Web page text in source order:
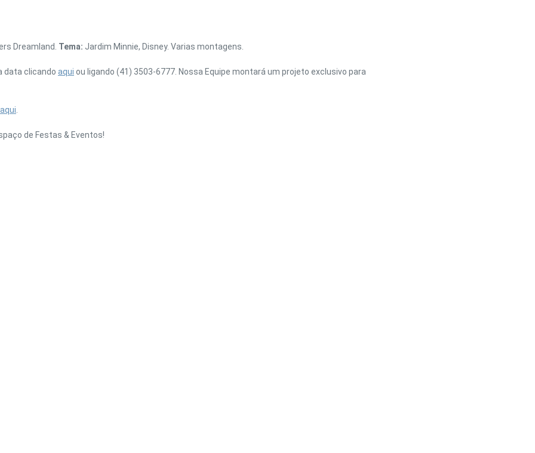
Dreamland. Tema: Jardim Minnie, Disney. Varias montagens.
data clicando aqui ou ligando (41) 3503-6777. Nossa Equipe montará um projeto exclusivo para
aqui
de Festas & Eventos!